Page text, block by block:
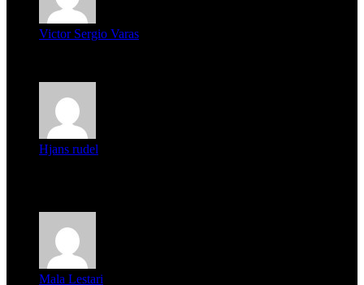
Victor Sergio Varas
Hjans rudel
Mala Lestari